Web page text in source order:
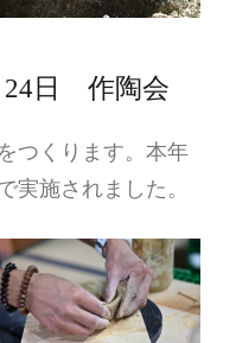
24日 作陶会
つくります。本年
実施されました。